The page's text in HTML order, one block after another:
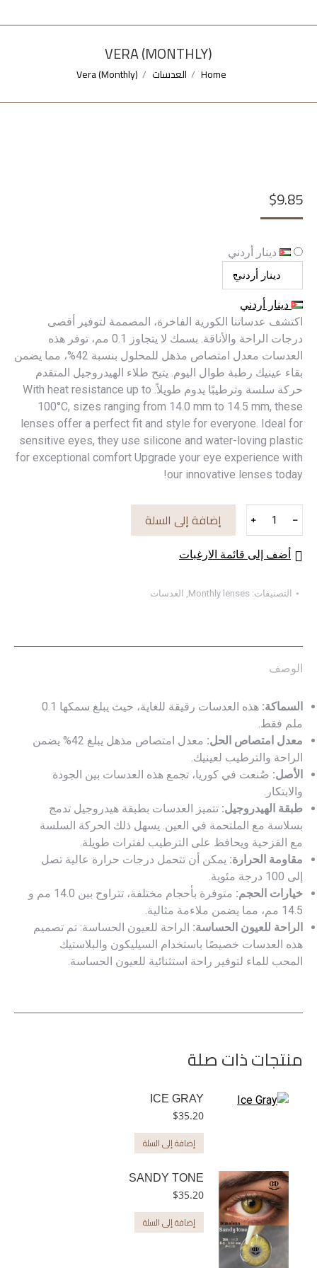
VERA (MONTHLY)
You are here:
Home العدسات Vera (Monthly)
$9.85
دينار أردني
دينار أردني
اكتشف عدساتنا الكورية الفاخرة، المصممة لتوفير أقصى
درجات الراحة والأناقة. بسمك لا يتجاوز 0.1 مم، توفر هذه
العدسات معدل امتصاص مذهل للمحلول بنسبة 42%، مما يضمن
بقاء عينيك رطبة طوال اليوم. يتيح طلاء الهيدروجيل المتقدم
حركة سلسة وترطيبًا يدوم طويلاً. With heat resistance up to
100°C, sizes ranging from 14.0 mm to 14.5 mm, these
lenses offer a perfect fit and style for everyone. Ideal for
sensitive eyes, they use silicone and water-loving plastic
for exceptional comfort Upgrade your eye experience with
our innovative lenses today!
(Monthly)
﹣
﹢ إضافة إلى السلة
أضف إلى قائمة الارغبات
التصنيفات: Monthly lenses
, العدسات
الوصف
السماكة:
هذه العدسات رقيقة للغاية، حيث يبلغ سمكها 0.1
ملم فقط.
معدل امتصاص الحل:
معدل امتصاص مذهل يبلغ 42% يضمن
الراحة والترطيب لعينيك.
الأصل: صُنعت في كوريا، تجمع هذه العدسات بين الجودة
والابتكار.
طبقة الهيدروجيل: تتميز العدسات بطبقة هيدروجيل تدمج
بسلاسة مع الملتحمة في العين. يسهل ذلك الحركة السلسة
مع القزحية ويحافظ على الترطيب لفترات طويلة.
مقاومة الحرارة: يمكن أن تتحمل درجات حرارة عالية تصل
إلى 100 درجة مئوية.
خيارات الحجم:
متوفرة بأحجام مختلفة، تتراوح بين 14.0 مم و
14.5 مم، مما يضمن ملاءمة مثالية.
الراحة للعيون الحساسة: الراحة للعيون الحساسة: تم تصميم
هذه العدسات خصيصًا باستخدام السيليكون والبلاستيك
المحب للماء لتوفير راحة استثنائية للعيون الحساسة.
منتجات ذات صلة
ICE GRAY
$35.20
إضافة إلى السلة
SANDY TONE
$35.20
إضافة إلى السلة